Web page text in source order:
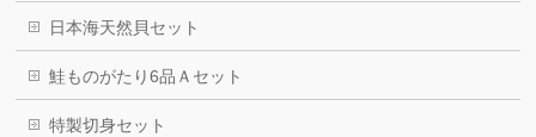
日本海天然貝セット
鮭ものがたり6品Ａセット
特製切身セット